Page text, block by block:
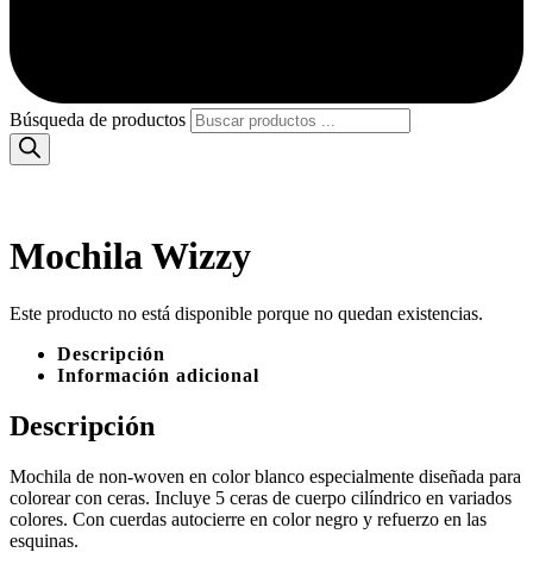
Búsqueda de productos
Mochila Wizzy
Este producto no está disponible porque no quedan existencias.
Descripción
Información adicional
Descripción
Mochila de non-woven en color blanco especialmente diseñada para
colorear con ceras. Incluye 5 ceras de cuerpo cilíndrico en variados
colores. Con cuerdas autocierre en color negro y refuerzo en las
esquinas.